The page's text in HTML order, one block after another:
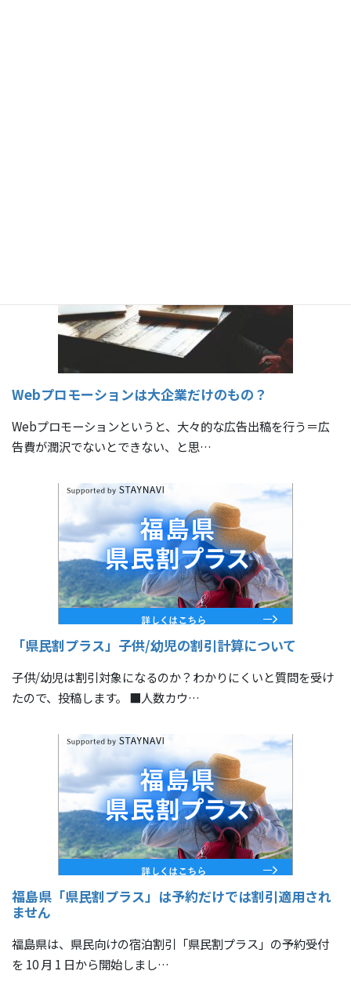
Webプロモーションは大企業だけのもの？
Webプロモーションというと、大々的な広告出稿を行う＝広
告費が潤沢でないとできない、と思…
「県民割プラス」子供/幼児の割引計算について
子供/幼児は割引対象になるのか？わかりにくいと質問を受け
たので、投稿します。 ■人数カウ…
福島県「県民割プラス」は予約だけでは割引適用され
ません
福島県は、県民向けの宿泊割引「県民割プラス」の予約受付
を 10 月 1 日から開始しまし…